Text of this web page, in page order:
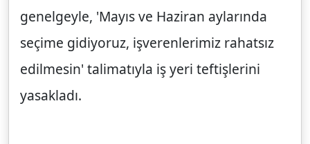
genelgeyle, 'Mayıs ve Haziran aylarında
seçime gidiyoruz, işverenlerimiz rahatsız
edilmesin' talimatıyla iş yeri teftişlerini
yasakladı.